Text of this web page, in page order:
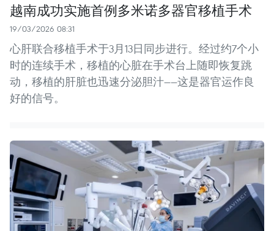
越南成功实施首例多米诺多器官移植手术
19/03/2026 08:31
心肝联合移植手术于3月13日同步进行。经过约7个小
时的连续手术，移植的心脏在手术台上随即恢复跳
动，移植的肝脏也迅速分泌胆汁——这是器官运作良
好的信号。